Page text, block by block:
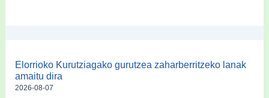
Elorrioko Kurutziagako gurutzea zaharberritzeko lanak
amaitu dira
2026-08-07